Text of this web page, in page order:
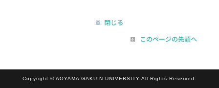
閉じる
このページの先頭へ
Copyright © AOYAMA GAKUIN UNIVERSITY All Rights Reserved.